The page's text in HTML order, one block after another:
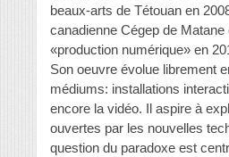
beaux-arts de Tétouan en
canadienne Cégep de Matane
«production numérique» en
Son oeuvre évolue librement
médiums: installations
encore la vidéo. Il aspire à
ouvertes par les nouvelles
question du paradoxe est